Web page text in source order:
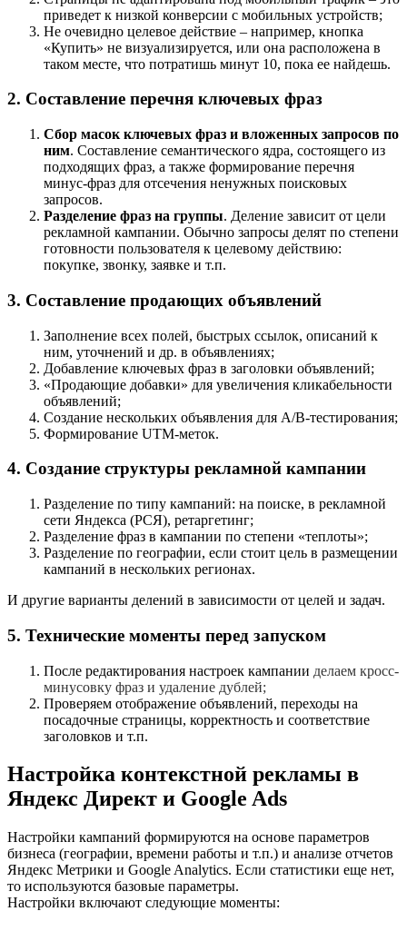
приведет к низкой конверсии с мобильных устройств;
Не очевидно целевое действие – например, кнопка
«Купить» не визуализируется, или она расположена в
таком месте, что потратишь минут 10, пока ее найдешь.
2. Составление перечня ключевых фраз
Сбор масок ключевых фраз и вложенных запросов по
ним. Составление семантического ядра, состоящего из
подходящих фраз, а также формирование перечня
минус-фраз для отсечения ненужных поисковых
запросов.
Разделение фраз на группы. Деление зависит от цели
рекламной кампании. Обычно запросы делят по степени
готовности пользователя к целевому действию:
покупке, звонку, заявке и т.п.
3. Составление продающих объявлений
Заполнение всех полей, быстрых ссылок, описаний к
ним, уточнений и др. в объявлениях;
Добавление ключевых фраз в заголовки объявлений;
«Продающие добавки» для увеличения кликабельности
объявлений;
Создание нескольких объявления для A/B-тестирования;
Формирование UTM-меток.
4. Создание структуры рекламной кампании
Разделение по типу кампаний: на поиске, в рекламной
сети Яндекса (РСЯ), ретаргетинг;
Разделение фраз в кампании по степени «теплоты»;
Разделение по географии, если стоит цель в размещении
кампаний в нескольких регионах.
И другие варианты делений в зависимости от целей и задач.
5. Технические моменты перед запуском
После редактирования настроек кампании делаем кросс-
минусовку фраз и удаление дублей;
Проверяем отображение объявлений, переходы на
посадочные страницы, корректность и соответствие
заголовков и т.п.
Настройка контекстной рекламы в
Яндекс Директ и Google Ads
Настройки кампаний формируются на основе параметров
бизнеса (географии, времени работы и т.п.) и анализе отчетов
Яндекс Метрики и Google Analytics. Если статистики еще нет,
то используются базовые параметры.
Настройки включают следующие моменты: